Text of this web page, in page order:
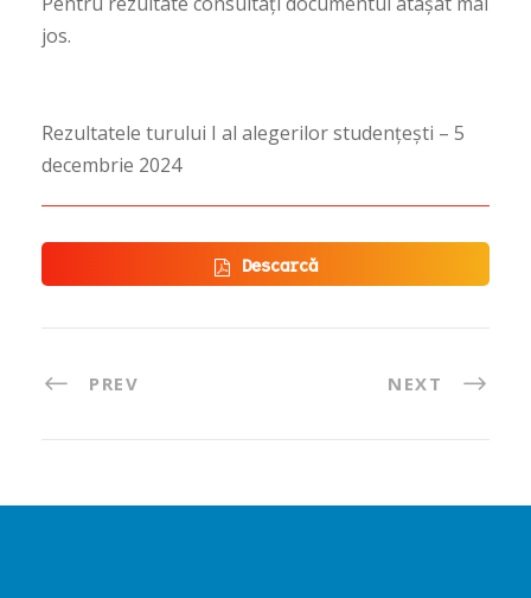
jos.
Rezultatele turului I al alegerilor studențești – 5
decembrie 2024
Descarcă
PREV NEXT